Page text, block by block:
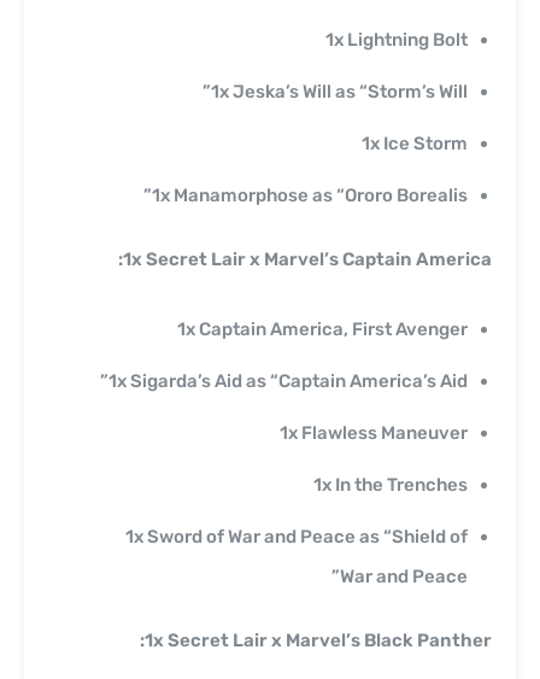
1x Lightning Bolt
1x Jeska’s Will as “Storm’s Will”
1x Ice Storm
1x Manamorphose as “Ororo Borealis”
1x Secret Lair x Marvel’s Captain America:
1x Captain America, First Avenger
1x Sigarda’s Aid as “Captain America’s Aid”
1x Flawless Maneuver
1x In the Trenches
1x Sword of War and Peace as “Shield of
War and Peace”
1x Secret Lair x Marvel’s Black Panther: